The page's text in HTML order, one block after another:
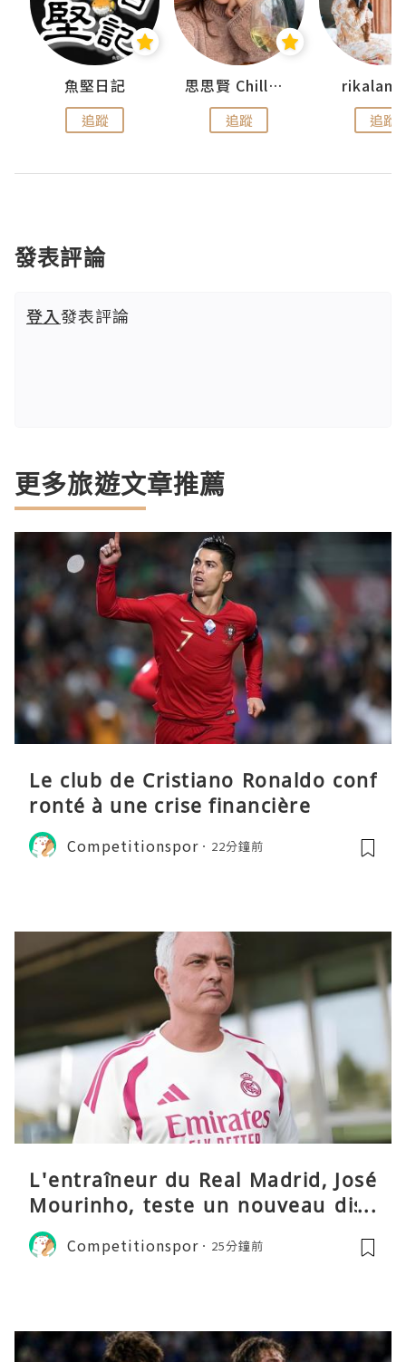
魚堅日記
追蹤
思思賢 ChillMyBabe
追蹤 追蹤
發表評論
登入發表評論
更多旅遊文章推薦
Le club de Cristiano Ronaldo conf
ronté à une crise financière
Competitionspor 22分鐘前
L'entraîneur du Real Madrid, José
Mourinho, teste un nouveau disp
ositif tactique
Competitionspor 25分鐘前